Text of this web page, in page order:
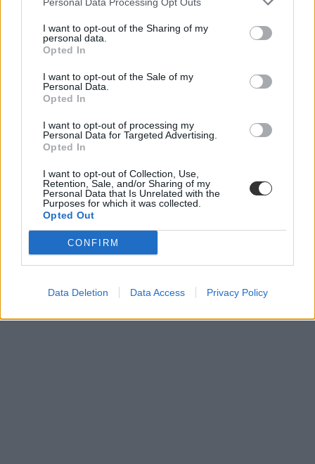
I want to opt-out of the Sharing of my
personal data.
Opted In
I want to opt-out of the Sale of my
Personal Data.
Opted In
I want to opt-out of processing my
Personal Data for Targeted Advertising.
Opted In
I want to opt-out of Collection, Use,
Retention, Sale, and/or Sharing of my
Personal Data that Is Unrelated with the
Purposes for which it was collected.
Opted Out
CONFIRM
Data Deletion Data Access Privacy Policy
nemzetközi egyetemi rangsor
publikáció
kutatóhálózat